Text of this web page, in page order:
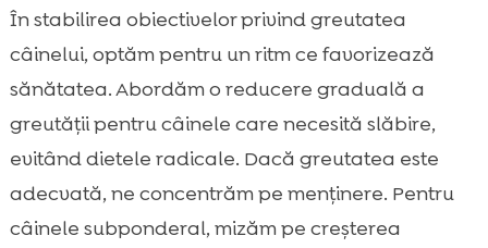
În stabilirea obiectivelor privind greutatea
câinelui, optăm pentru un ritm ce favorizează
sănătatea. Abordăm o reducere graduală a
greutății pentru câinele care necesită slăbire,
evitând dietele radicale. Dacă greutatea este
adecvată, ne concentrăm pe menținere. Pentru
câinele subponderal, mizăm pe creșterea